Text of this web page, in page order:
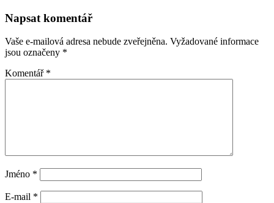
Napsat komentář
Vaše e-mailová adresa nebude zveřejněna. Vyžadované informace
jsou označeny *
Komentář *
Jméno *
E-mail *